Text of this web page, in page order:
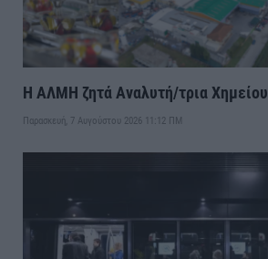
Η ΑΛΜΗ ζητά Αναλυτή/τρια Χημείου
Παρασκευή, 7 Αυγούστου 2026 11:12 ΠΜ